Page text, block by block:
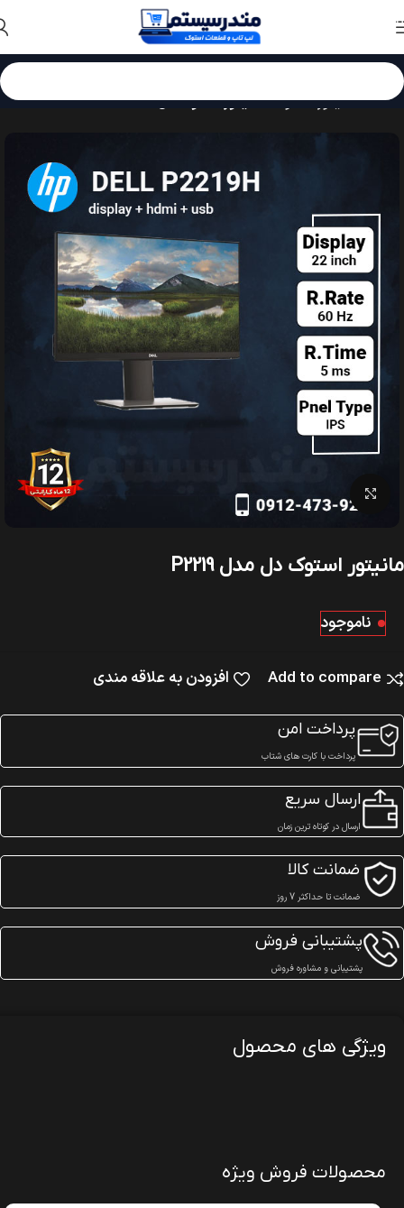
Skip to navigation
Skip to main content
خانه مانیتور استوک مانیتور استوک دل
مانیتور استوک دل مدل P2219
ناموجود
Add to compare افزودن به علاقه مندی
پرداخت امن
پرداخت با کارت های شتاب
ارسال سریع
ارسال در کوتاه ترین زمان
ضمانت کالا
ضمانت تا حداکثر 7 روز
پشتیبانی فروش
پشتیبانی و مشاوره فروش
ویژگی های محصول
محصولات فروش ویژه